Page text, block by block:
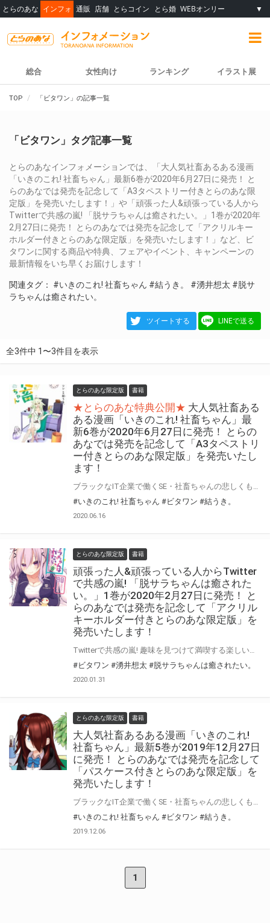
とらのあな インフォ 通販 店舗 とらコイン とら婚 WEBオンリー ▼
総合 女性向け ランキング イラスト展
TOP 「ビタワン」の記事一覧
「ビタワン」タグ記事一覧
とらのあなインフォメーションでは、「大人気社畜あるある漫画
「いきのこれ! 社畜ちゃん」最新6巻が2020年6月27日に発売！ と
らのあなでは発売を記念して「A3タペストリー付きとらのあな限
定版」を発売いたします！」や「頑張った人&頑張っている人から
Twitterで共感の嵐! 「脱サラちゃんは癒されたい。」1巻が2020年
2月27日に発売！ とらのあなでは発売を記念して「アクリルキー
ホルダー付きとらのあな限定版」を発売いたします！」など、ビ
タワンに関する商品や特典、フェアやイベント、キャンペーンの
最新情報をいち早くお届けします！
関連タグ： #いきのこれ! 社畜ちゃん #結うき。 #湧井想太 #脱サ
ラちゃんは癒されたい。
ツイートする LINEで送る
全3件中 1〜3件目を表示
とらのあな限定版 書籍
★とらのあな特典公開★ 大人気社畜ある
ある漫画「いきのこれ! 社畜ちゃん」最
新6巻が2020年6月27日に発売！ とらの
あなでは発売を記念して「A3タペストリ
ー付きとらのあな限定版」を発売いたし
ます！
#いきのこれ! 社畜ちゃん #ビタワン #結うき。
2020.06.16
とらのあな限定版 書籍
頑張った人&頑張っている人からTwitter
で共感の嵐! 「脱サラちゃんは癒された
い。」1巻が2020年2月27日に発売！ と
らのあなでは発売を記念して「アクリル
キーホルダー付きとらのあな限定版」を
発売いたします！
#ビタワン #湧井想太 #脱サラちゃんは癒されたい。
2020.01.31
とらのあな限定版 書籍
大人気社畜あるある漫画「いきのこれ!
社畜ちゃん」最新5巻が2019年12月27日
に発売！ とらのあなでは発売を記念して
「パスケース付きとらのあな限定版」を
発売いたします！
#いきのこれ! 社畜ちゃん #ビタワン #結うき。
2019.12.06
1